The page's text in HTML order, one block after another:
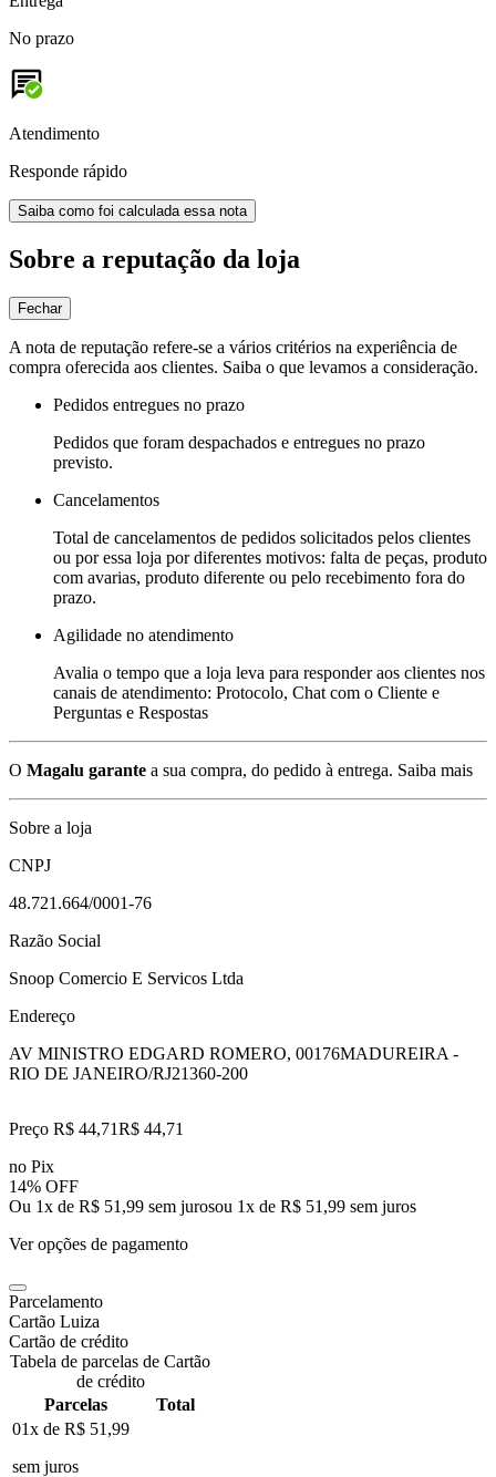
No prazo
Atendimento
Responde rápido
Saiba como foi calculada essa nota
Sobre a reputação da loja
Fechar
A nota de reputação refere-se a vários critérios na experiência de
compra oferecida aos clientes. Saiba o que levamos a consideração.
Pedidos entregues no prazo
Pedidos que foram despachados e entregues no prazo
previsto.
Cancelamentos
Total de cancelamentos de pedidos solicitados pelos clientes
ou por essa loja por diferentes motivos: falta de peças, produto
com avarias, produto diferente ou pelo recebimento fora do
prazo.
Agilidade no atendimento
Avalia o tempo que a loja leva para responder aos clientes nos
canais de atendimento: Protocolo, Chat com o Cliente e
Perguntas e Respostas
O Magalu garante a sua compra, do pedido à entrega. Saiba mais
Sobre a loja
CNPJ
48.721.664/0001-76
Razão Social
Snoop Comercio E Servicos Ltda
Endereço
AV MINISTRO EDGARD ROMERO, 00176MADUREIRA -
RIO DE JANEIRO/RJ21360-200
Preço R$ 44,71R$ 44,71
no Pix
14% OFF
Ou 1x de R$ 51,99 sem jurosou 1x de R$ 51,99 sem juros
Ver opções de pagamento
Parcelamento
Cartão Luiza
Cartão de crédito
Tabela de parcelas de Cartão
de crédito
Parcelas
Total
01x de R$ 51,99
sem juros